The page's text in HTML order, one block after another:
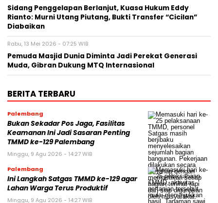
Sidang Penggelapan Berlanjut, Kuasa Hukum Eddy
Rianto: Murni Utang Piutang, Bukti Transfer “Cicilan”
Diabaikan
Rabu, 13 Mei 2026 - 07:25 WIB
Pemuda Masjid Dunia Diminta Jadi Perekat Generasi
Muda, Gibran Dukung MTQ Internasional
BERITA TERBARU
Palembang
Bukan Sekadar Pos Jaga, Fasilitas
Keamanan Ini Jadi Sasaran Penting
TMMD ke-129 Palembang
Minggu, 9 Agu 2026 - 14:27 WIB
Palembang
Ini Langkah Satgas TMMD ke-129 agar
Lahan Warga Terus Produktif
Minggu, 9 Agu 2026 - 14:27 WIB